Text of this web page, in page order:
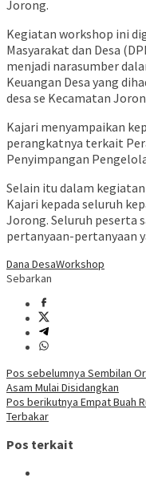
Jorong.
Kegiatan workshop ini
Masyarakat dan Desa
menjadi narasumber
Keuangan Desa yang
desa se Kecamatan
Kajari menyampaikan
perangkatnya terkait
Penyimpangan
Selain itu dalam
Kajari kepada seluruh
Jorong. Seluruh peserta
pertanyaan-pertanyaan
Dana DesaWorkshop
Sebarkan
Navigasi
pos
Pos sebelumnya Sembilan
Asam Mulai Disidangkan
Pos berikutnya Empat Buah
Terbakar
Pos terkait